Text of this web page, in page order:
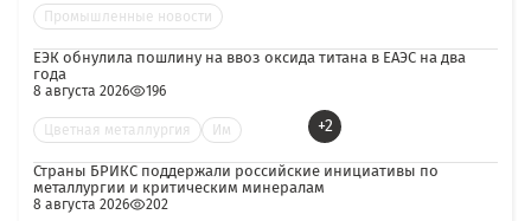
Промышленные новости
ЕЭК обнулила пошлину на ввоз оксида титана в ЕАЭС на два
года
8 августа 2026 196
Цветная металлургия Им +2
Страны БРИКС поддержали российские инициативы по
металлургии и критическим минералам
8 августа 2026 202